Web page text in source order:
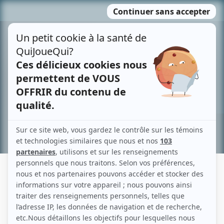
MENU
contenu
Recherche avancée »
LA MÉDIATRICE
Fiche détaillée Liste des épisodes